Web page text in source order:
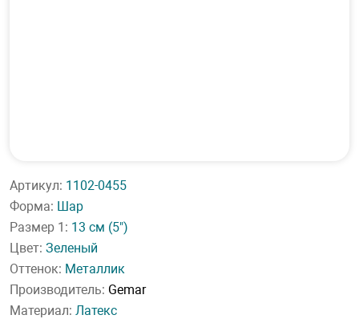
Артикул: 1102-0455
Форма: Шар
Размер 1: 13 см (5")
Цвет: Зеленый
Оттенок: Металлик
Производитель: Gemar
Материал: Латекс